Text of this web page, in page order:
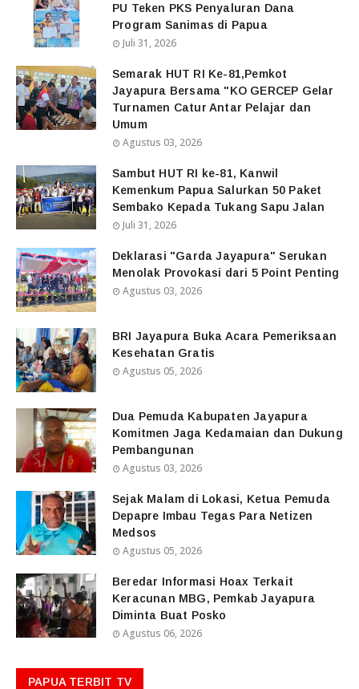
PU Teken PKS Penyaluran Dana
Program Sanimas di Papua
Juli 31, 2026
Semarak HUT RI Ke-81,Pemkot
Jayapura Bersama "KO GERCEP Gelar
Turnamen Catur Antar Pelajar dan
Umum
Agustus 03, 2026
Sambut HUT RI ke-81, Kanwil
Kemenkum Papua Salurkan 50 Paket
Sembako Kepada Tukang Sapu Jalan
Juli 31, 2026
Deklarasi "Garda Jayapura" Serukan
Menolak Provokasi dari 5 Point Penting
Agustus 03, 2026
BRI Jayapura Buka Acara Pemeriksaan
Kesehatan Gratis
Agustus 05, 2026
Dua Pemuda Kabupaten Jayapura
Komitmen Jaga Kedamaian dan Dukung
Pembangunan
Agustus 03, 2026
Sejak Malam di Lokasi, Ketua Pemuda
Depapre Imbau Tegas Para Netizen
Medsos
Agustus 05, 2026
Beredar Informasi Hoax Terkait
Keracunan MBG, Pemkab Jayapura
Diminta Buat Posko
Agustus 06, 2026
PAPUA TERBIT TV